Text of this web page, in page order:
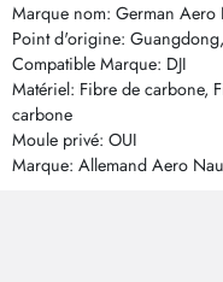
Marque nom: German Aero
Point d'origine:
Compatible Marque: DJI
Matériel: Fibre de carbone,
carbone
Moule privé: OUI
Marque: Allemand Aero